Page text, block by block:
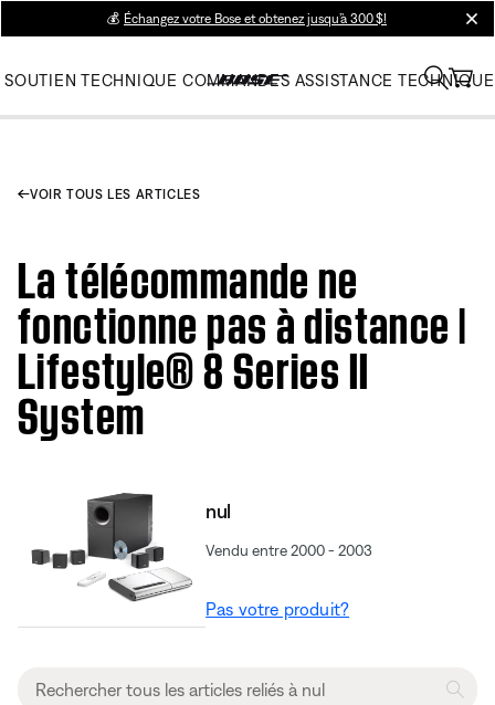
💰 Échangez votre Bose et obtenez jusqu’à 300 $!
SOUTIEN TECHNIQUE COMMANDES ASSISTANCE TECHNIQUE
VOIR TOUS LES ARTICLES
La télécommande ne
fonctionne pas à distance |
Lifestyle® 8 Series II
System
nul
Vendu entre 2000 - 2003
Pas votre produit?